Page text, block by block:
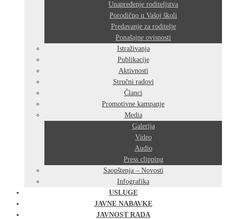
Unapređenje roditeljstva
Porodično u Vašoj školi
Predavanje za roditelje
Ponašajne ovisnosti
Istraživanja
Publikacije
Aktivnosti
Stručni radovi
Članci
Promotivne kampanje
Media
Galerija
Video
Audio
Press clipping
Saopštenja – Novosti
Infografika
USLUGE
JAVNE NABAVKE
JAVNOST RADA